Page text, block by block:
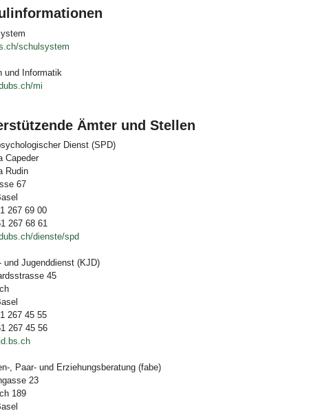
schulsystem
und Informatik
mi
Ämter und Stellen
Dienst (SPD)
Capeder
Rudin
67
267 69 00
267 68 61
dienste/spd
und Jugenddienst (KJD)
45
267 45 55
267 45 56
, Paar- und Erziehungsberatung (fabe)
23
189